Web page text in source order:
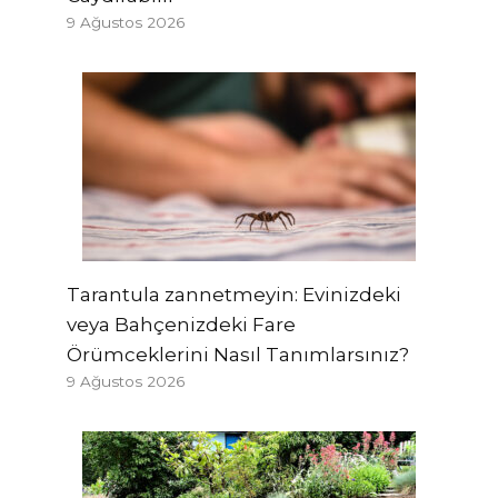
9 Ağustos 2026
Tarantula zannetmeyin: Evinizdeki
veya Bahçenizdeki Fare
Örümceklerini Nasıl Tanımlarsınız?
9 Ağustos 2026